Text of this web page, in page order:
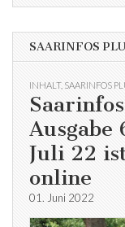
SAARINFOS
INHALT, SAARINFOS
Ausgabe
Juli 22
online
01. Juni 2022